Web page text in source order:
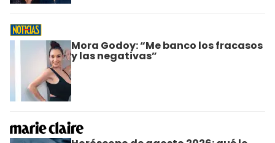
Mora Godoy: “Me banco los fracasos
y las negativas”